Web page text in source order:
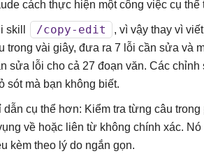
cách thực hiện một công việc cụ thể
skill /copy-edit , vì vậy thay vì
trong vài giây, đưa ra 7 lỗi cần sửa và
sửa lỗi cho cả 27 đoạn văn. Các
sót mà bạn không biết.
cụ thể hơn: Kiểm tra từng câu
về hoặc liên từ không chính xác.
kèm theo lý do ngắn gọn.